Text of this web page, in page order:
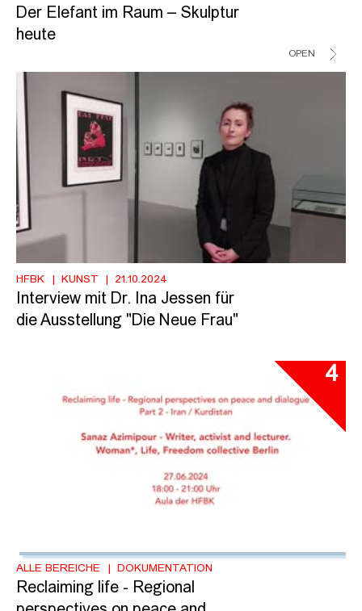
Der Elefant im Raum – Skulptur
heute
OPEN
HFBK KUNST 21.10.2024
Interview mit Dr. Ina Jessen für
die Ausstellung "Die Neue Frau"
4
ALLE BEREICHE DOKUMENTATION
Reclaiming life - Regional